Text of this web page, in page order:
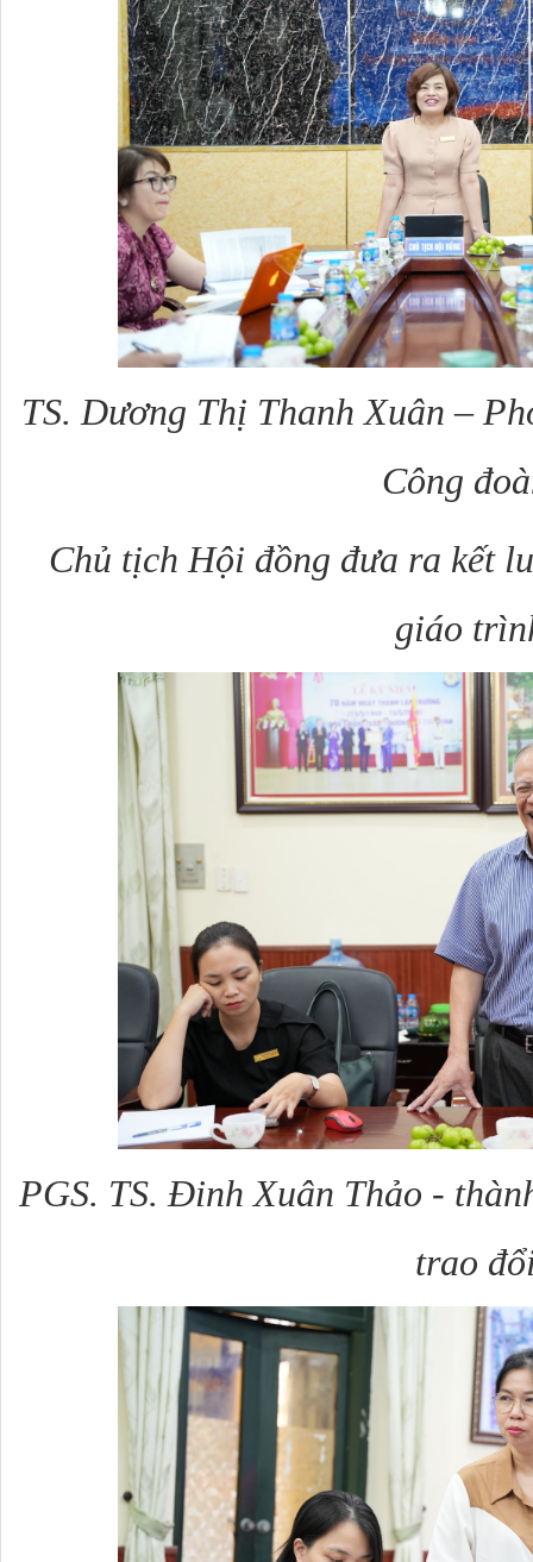
TS. Dương Thị Thanh Xuân –
Công
Chủ tịch Hội đồng đưa ra kết
giáo
PGS. TS. Đinh Xuân Thảo -
trao